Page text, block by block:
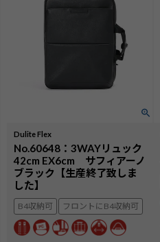
Dulite Flex
No.60648：3WAYリュック
42cm EX6cm サフィアーノ
ブラック【生産終了致しま
した】
B4収納可 フロントにB4収納可